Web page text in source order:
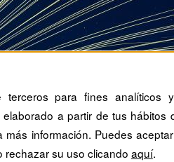
para fines analíticos
a partir de tus hábitos
información. Puedes
rechazar su uso clicando aquí.